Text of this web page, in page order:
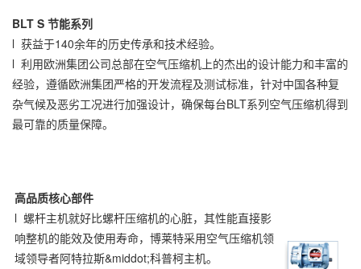
BLT S 节能系列
l 获益于140余年的历史传承和技术经验。
l 利用欧洲集团公司总部在空气压缩机上的杰出的设计能力和丰富的
经验，遵循欧洲集团严格的开发流程及测试标准，针对中国各种复
杂气候及恶劣工况进行加强设计，确保每台BLT系列空气压缩机得到
最可靠的质量保障。
高品质核心部件
l 螺杆主机就好比螺杆压缩机的心脏，其性能直接影
响整机的能效及使用寿命，博莱特采用空气压缩机领
域领导者阿特拉斯&middot;科普柯主机。